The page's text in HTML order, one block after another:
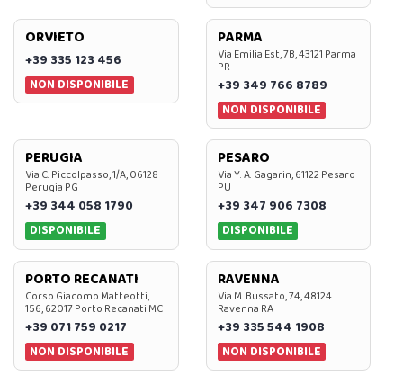
ORVIETO
+39 335 123 456
NON DISPONIBILE
PARMA
Via Emilia Est, 7B, 43121 Parma
PR
+39 349 766 8789
NON DISPONIBILE
PERUGIA
Via C. Piccolpasso, 1/A, 06128
Perugia PG
+39 344 058 1790
DISPONIBILE
PESARO
Via Y. A. Gagarin, 61122 Pesaro
PU
+39 347 906 7308
DISPONIBILE
PORTO RECANATI
Corso Giacomo Matteotti,
156, 62017 Porto Recanati MC
+39 071 759 0217
NON DISPONIBILE
RAVENNA
Via M. Bussato, 74, 48124
Ravenna RA
+39 335 544 1908
NON DISPONIBILE